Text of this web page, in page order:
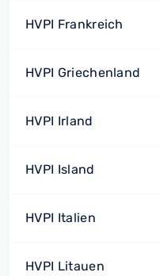
HVPI Frankreich
HVPI Griechenland
HVPI Irland
HVPI Island
HVPI Italien
HVPI Litauen